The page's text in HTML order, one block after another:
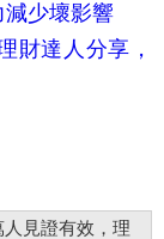
少壞影響
財達人分享，
見證有效，理